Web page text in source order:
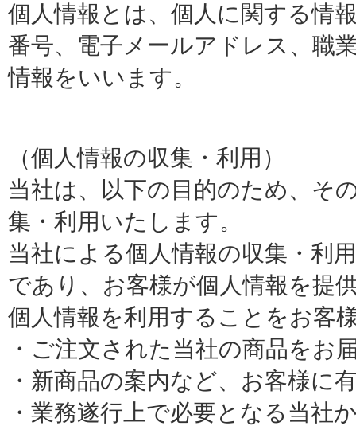
個人情報とは、個人に関する情
番号、電子メールアドレス、職
情報をいいます。
（個人情報の収集・利用）
当社は、以下の目的のため、そ
集・利用いたします。
当社による個人情報の収集・利
であり、お客様が個人情報を提
個人情報を利用することをお客
・ご注文された当社の商品をお
・新商品の案内など、お客様に
・業務遂行上で必要となる当社